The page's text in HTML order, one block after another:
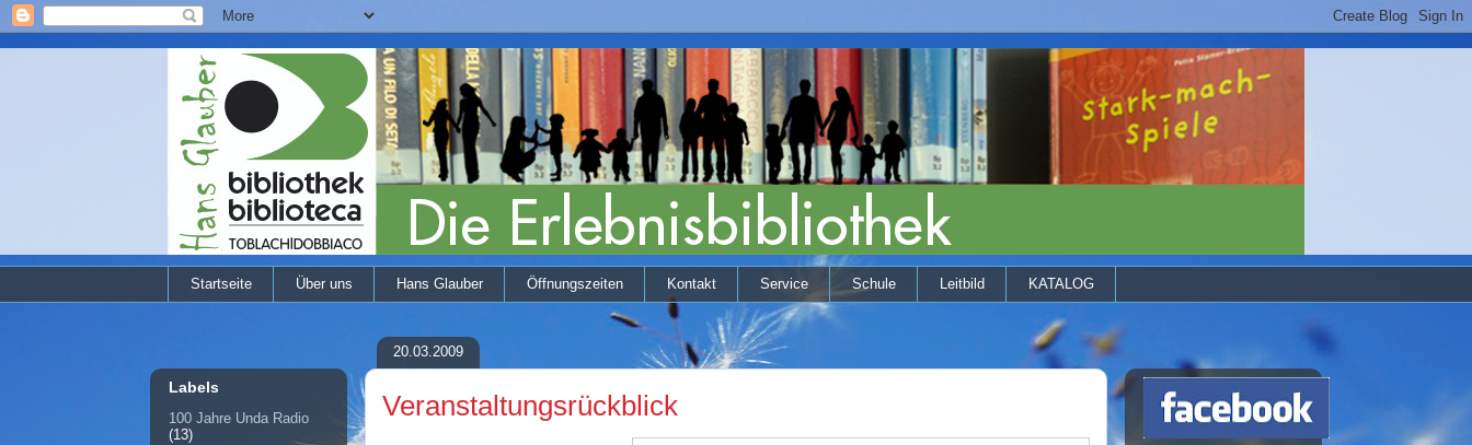
Startseite Über uns Hans Glauber Öffnungszeiten Kontakt Service Schule Leitbild KATALOG
20.03.2009
Veranstaltungsrückblick
Labels
100 Jahre Unda Radio
(13)